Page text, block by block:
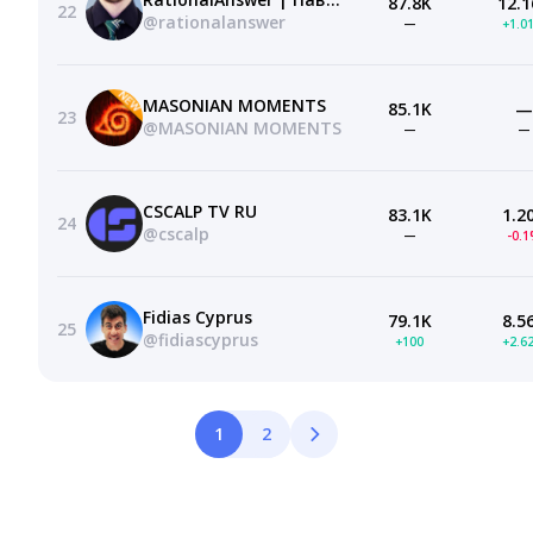
22
@rationalanswer
—
23
MASONIAN MOMENTS
@MASONIAN MOMENTS
85.1K
—
—
—
24
CSCALP TV RU
@cscalp
83.1K
— -
25
Fidias Cyprus
@fidiascyprus
79.1K
+100
1 2